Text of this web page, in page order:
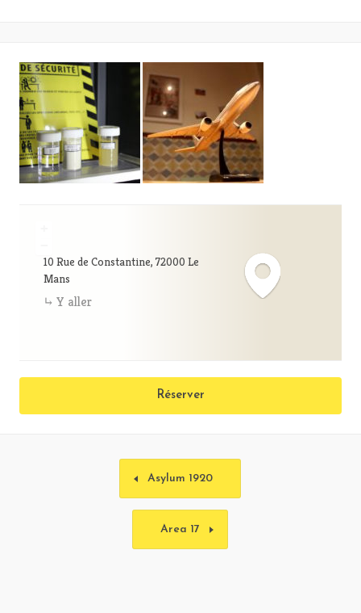
10 Rue de Constantine, 72000 Le
Mans
Y aller
Réserver
Asylum 1920
Area 17